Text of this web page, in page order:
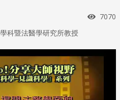
瀏覽
7070
科暨法醫學研究所教授